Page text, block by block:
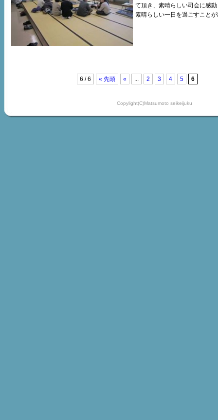
て頂き、素晴らしい司会に感
素晴らしい一日を過ごすこと
6 / 6 « 先頭 « ... 2 3 4 5 6
Copylight(C)Matsumoto seikeijuku